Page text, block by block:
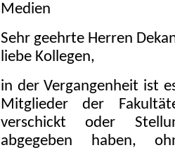
Medien
Sehr geehrte Herren
liebe Kollegen,
in der Vergangenheit ist
Mitglieder der
verschickt oder
abgegeben haben,